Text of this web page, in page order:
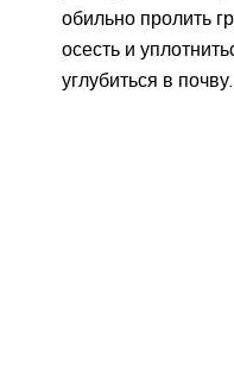
обильно пролить
осесть и
углубиться в почву.